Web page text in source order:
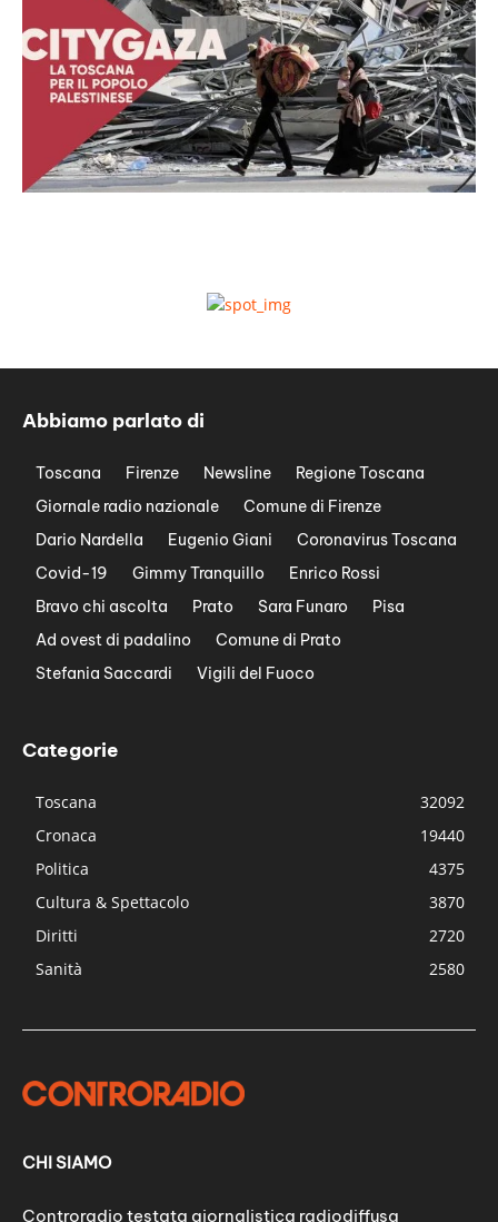
Abbiamo parlato di
Toscana Firenze Newsline
Regione Toscana
Giornale radio nazionale
Comune di Firenze
Dario Nardella
Eugenio Giani
Coronavirus Toscana
Covid-19
Gimmy Tranquillo
Enrico Rossi
Bravo chi ascolta
Prato Sara Funaro
Pisa
Ad ovest di padalino
Comune di Prato
Stefania Saccardi
Vigili del Fuoco
Categorie
Toscana
32092
Cronaca
19440
Politica
4375
Cultura & Spettacolo
3870
Diritti
2720
Sanità
2580
CHI SIAMO
Controradio testata giornalistica radiodiffusa